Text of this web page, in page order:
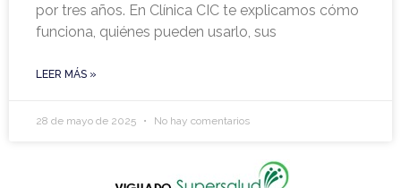
por tres años. En Clínica CIC te explicamos cómo
funciona, quiénes pueden usarlo, sus
LEER MÁS »
28 de mayo de 2025 No hay comentarios